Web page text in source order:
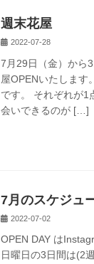
週末花屋
2022-07-28
7月29日（金）から
屋OPENいたします
です。 それぞれが1
会いできるのが […]
7月のスケジュ
2022-07-02
OPEN DAY は
日曜日の3日間は(2